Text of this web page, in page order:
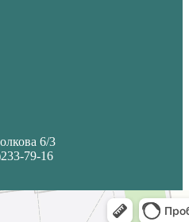
6/3
79-16